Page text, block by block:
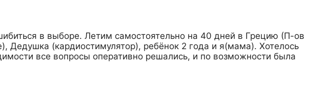
в выборе. Летим самостоятельно на 40 дней в Грецию (П-ов
Дедушка (кардиостимулятор), ребёнок 2 года и я(мама). Хотелось
все вопросы оперативно решались, и по возможности была